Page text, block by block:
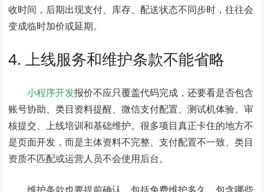
收时间，后期出现支付、库存、配送状态不同步时，往往会
变成临时加价或延期。
4. 上线服务和维护条款不能省略
小程序开发报价不应只覆盖代码完成，还要看是否包含
账号协助、类目资料提醒、微信支付配置、测试机体验、审
核提交、上线培训和基础维护。很多项目真正卡住的地方不
是页面开发，而是主体资料不完整、支付配置不一致、类目
资质不匹配或运营人员不会使用后台。